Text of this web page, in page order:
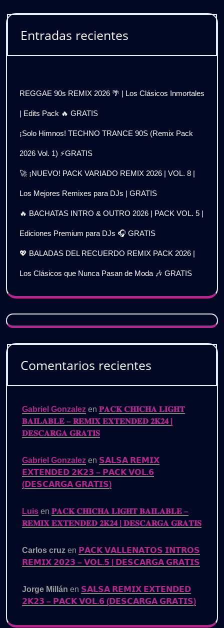
Entradas recientes
REGGAE 90s REMIX 2026 🌴 | Los Clásicos Inmortales
| Edits Pack 🔥 GRATIS
¡Solo Himnos! TECHNO TRANCE 90S (Remix Pack
2026 Vol. 1) ⚡GRATIS
🚀 ¡NUEVO! PACK VARIADO REMIX 2026 | VOL. 8 |
Los Mejores Remixes para DJs | GRATIS
🔥 BACHATAS INTRO & OUTRO 2026 | PACK VOL. 5 |
Ediciones Premium para DJs 🎧 GRATIS
💖 BALADAS DEL RECUERDO REMIX PACK 2026 |
Los Clásicos que Nunca Pasan de Moda 🎶 GRATIS
Comentarios recientes
Gabriel Gonzalez en 𝐏𝐀𝐂𝐊 𝐂𝐇𝐈𝐂𝐇𝐀 𝐋𝐈𝐆𝐇𝐓
𝐁𝐀𝐈𝐋𝐀𝐁𝐋𝐄 – 𝐑𝐄𝐌𝐈𝐗 𝐄𝐗𝐓𝐄𝐍𝐃𝐄𝐃 𝟐𝐊𝟐𝟒 |
𝐃𝐄𝐒𝐂𝐀𝐑𝐆𝐀 𝐆𝐑𝐀𝐓𝐈𝐒
Gabriel Gonzalez en 𝗦𝗔𝗟𝗦𝗔 𝗥𝗘𝗠𝗜𝗫
𝗘𝗫𝗧𝗘𝗡𝗗𝗘𝗗 𝟮𝗞𝟮𝟯 – 𝗣𝗔𝗖𝗞 𝗩𝗢𝗟.𝟲
(𝗗𝗘𝗦𝗖𝗔𝗥𝗚𝗔 𝗚𝗥𝗔𝗧𝗜𝗦)
Luis en 𝐏𝐀𝐂𝐊 𝐂𝐇𝐈𝐂𝐇𝐀 𝐋𝐈𝐆𝐇𝐓 𝐁𝐀𝐈𝐋𝐀𝐁𝐋𝐄 –
𝐑𝐄𝐌𝐈𝐗 𝐄𝐗𝐓𝐄𝐍𝐃𝐄𝐃 𝟐𝐊𝟐𝟒 | 𝐃𝐄𝐒𝐂𝐀𝐑𝐆𝐀 𝐆𝐑𝐀𝐓𝐈𝐒
Carlos cruz en 𝗣𝗔𝗖𝗞 𝗩𝗔𝗟𝗟𝗘𝗡𝗔𝗧𝗢𝗦 𝗜𝗡𝗧𝗥𝗢𝗦
𝗥𝗘𝗠𝗜𝗫 𝟮𝟬𝟮𝟯 – 𝗩𝗢𝗟.𝟱 | 𝗗𝗘𝗦𝗖𝗔𝗥𝗚𝗔 𝗚𝗥𝗔𝗧𝗜𝗦
Jorge Millán en 𝗦𝗔𝗟𝗦𝗔 𝗥𝗘𝗠𝗜𝗫 𝗘𝗫𝗧𝗘𝗡𝗗𝗘𝗗
𝟮𝗞𝟮𝟯 – 𝗣𝗔𝗖𝗞 𝗩𝗢𝗟.𝟲 (𝗗𝗘𝗦𝗖𝗔𝗥𝗚𝗔 𝗚𝗥𝗔𝗧𝗜𝗦)